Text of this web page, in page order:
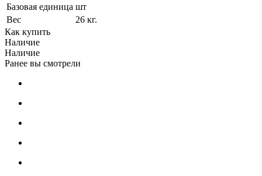
Базовая единица шт
Вес
26 кг.
Как купить
Наличие
Наличие
Ранее вы смотрели